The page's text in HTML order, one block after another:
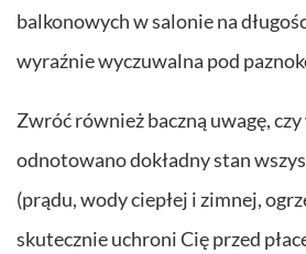
balkonowych w salonie na
wyraźnie wyczuwalna pod
Zwróć również baczną uwagę,
odnotowano dokładny stan
(prądu, wody ciepłej i zimnej,
skutecznie uchroni Cię przed